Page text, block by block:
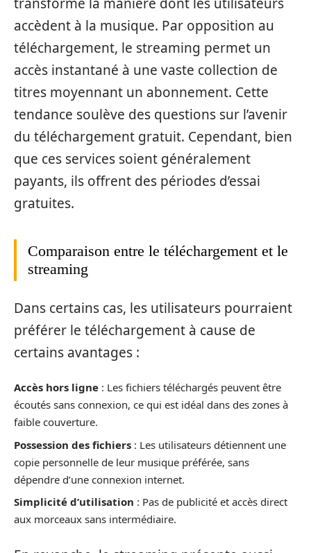
accèdent à la musique. Par opposition au
téléchargement, le streaming permet un
accès instantané à une vaste collection de
titres moyennant un abonnement. Cette
tendance soulève des questions sur l’avenir
du téléchargement gratuit. Cependant, bien
que ces services soient généralement
payants, ils offrent des périodes d’essai
gratuites.
Comparaison entre le téléchargement et le
streaming
Dans certains cas, les utilisateurs pourraient
préférer le téléchargement à cause de
certains avantages :
Accès hors ligne : Les fichiers téléchargés peuvent être
écoutés sans connexion, ce qui est idéal dans des zones à
faible couverture.
Possession des fichiers : Les utilisateurs détiennent une
copie personnelle de leur musique préférée, sans
dépendre d’une connexion internet.
Simplicité d’utilisation : Pas de publicité et accès direct
aux morceaux sans intermédiaire.